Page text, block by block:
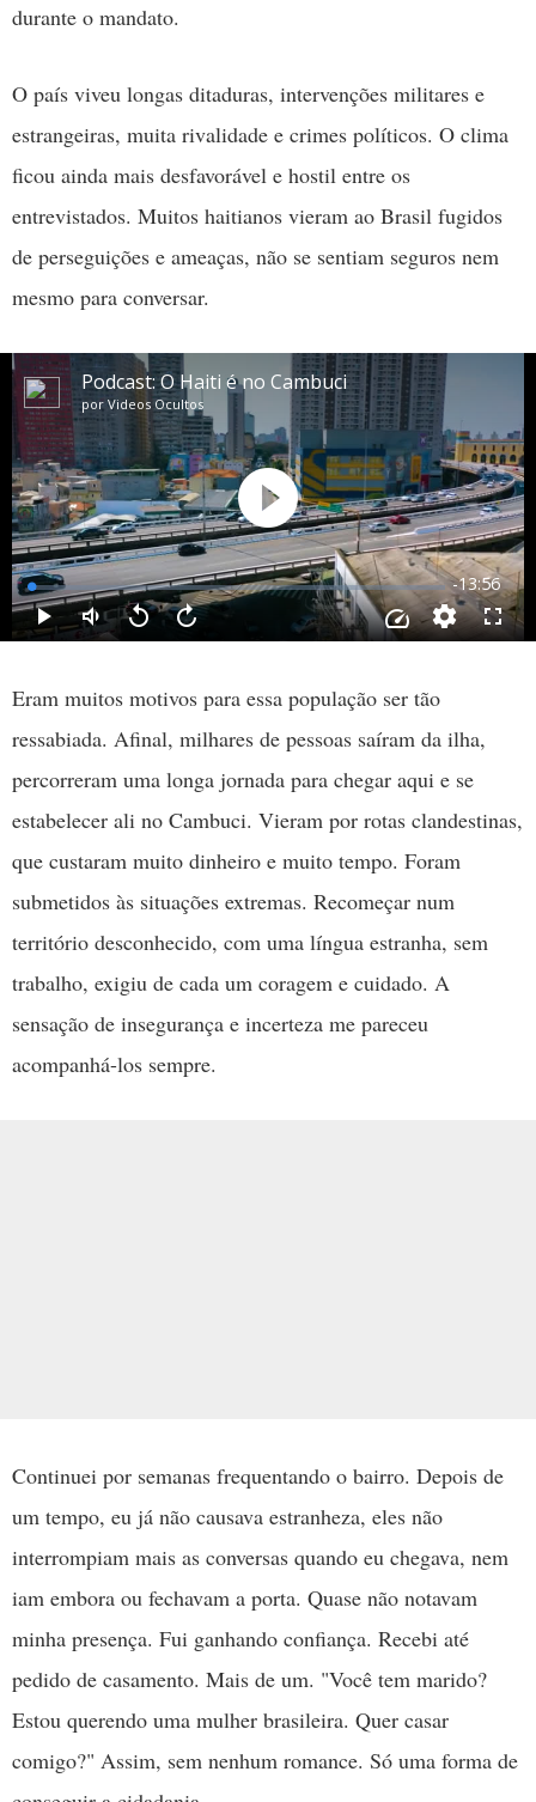
durante o mandato.
O país viveu longas ditaduras, intervenções militares e
estrangeiras, muita rivalidade e crimes políticos. O clima
ficou ainda mais desfavorável e hostil entre os
entrevistados. Muitos haitianos vieram ao Brasil fugidos
de perseguições e ameaças, não se sentiam seguros nem
mesmo para conversar.
Eram muitos motivos para essa população ser tão
ressabiada. Afinal, milhares de pessoas saíram da ilha,
percorreram uma longa jornada para chegar aqui e se
estabelecer ali no Cambuci. Vieram por rotas clandestinas,
que custaram muito dinheiro e muito tempo. Foram
submetidos às situações extremas. Recomeçar num
território desconhecido, com uma língua estranha, sem
trabalho, exigiu de cada um coragem e cuidado. A
sensação de insegurança e incerteza me pareceu
acompanhá-los sempre.
Continuei por semanas frequentando o bairro. Depois de
um tempo, eu já não causava estranheza, eles não
interrompiam mais as conversas quando eu chegava, nem
iam embora ou fechavam a porta. Quase não notavam
minha presença. Fui ganhando confiança. Recebi até
pedido de casamento. Mais de um. "Você tem marido?
Estou querendo uma mulher brasileira. Quer casar
comigo?" Assim, sem nenhum romance. Só uma forma de